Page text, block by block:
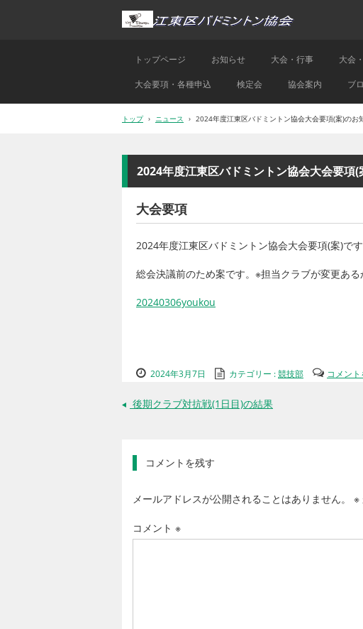
トップページ お知らせ 大会・行事 大会
大会要項・各種申込 検定会 協会案内 ブ
トップ › ニュース › 2024年度江東区バドミントン協会大会要項(案)のお
2024年度江東区バドミントン協会大会要項(
大会要項
2024年度江東区バドミントン協会大会要項(案)です
総会決議前のため案です。※担当クラブが変更ある
20240306youkou
2024年3月7日 カテゴリー :競技部 コメン
後期クラブ対抗戦(1日目)の結果
コメントを残す
メールアドレスが公開されることはありません。 ※
コメント ※